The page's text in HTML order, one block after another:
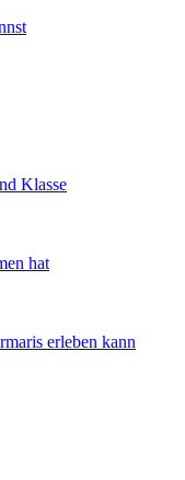
Klasse
hat
erleben kann